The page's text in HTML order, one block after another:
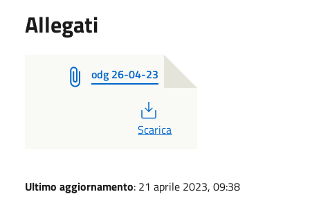
Allegati
odg 26-04-23
PDF
Scarica
Ultimo aggiornamento: 21 aprile 2023, 09:38